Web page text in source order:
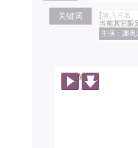
关键词 [
当前其它限
主演：娜奥